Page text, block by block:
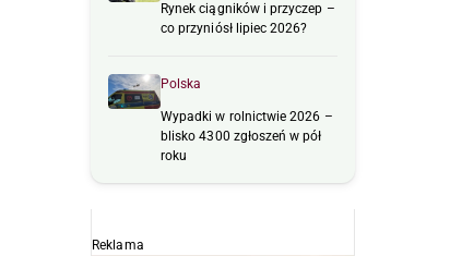
Rynek ciągników i przyczep –
co przyniósł lipiec 2026?
Polska
Wypadki w rolnictwie 2026 –
blisko 4300 zgłoszeń w pół
roku
Reklama